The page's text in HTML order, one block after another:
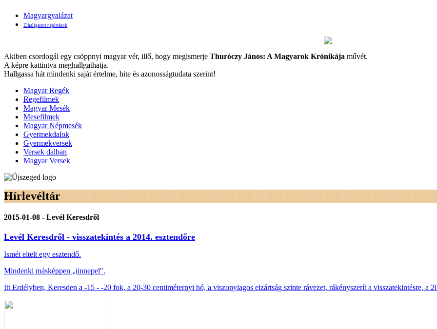
Magyargyalázat
Elhallgatott népírtások
Akiben csordogál egy csöppnyi magyar vér, illő, hogy megismerje Thuróczy János: A Magyarok Krónikája művét.
A képre kattintva meghallgathatja.
Hallgassa hát mindenki saját értelme, hite és azonosságtudata szerint!
Magyar Regék
Regefilmek
Magyar Mesék
Mesefilmek
Magyar Népmesék
Gyermekdalok
Gyermekversek
Versek dalban
Magyar Versek
Hírlevéltár
2015-01-08 - Levél Keresdről
Levél Keresdről - visszatekintés a 2014. esztendőre
Ismét eltelt egy esztendő.
Mindenki másképpen „ünnepel".
Itt Erdélyben, Keresden a -15 - -20 fok, a 20-30 centiméternyi hó, a viszonylagos elzártság szinte rávezet, rákényszerít a visszatekintésre, a